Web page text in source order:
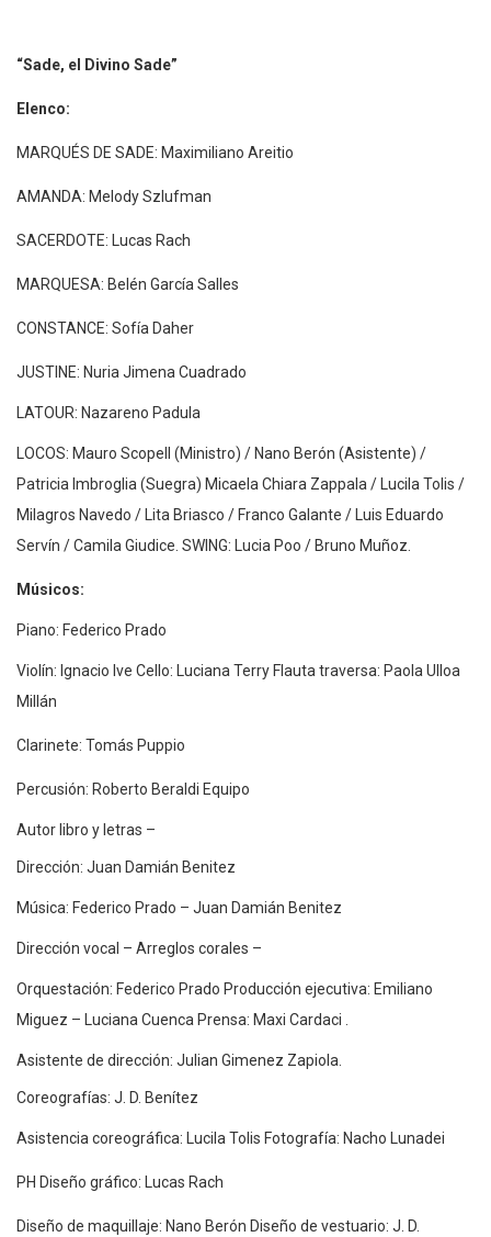
“Sade, el Divino Sade”
Elenco:
MARQUÉS DE SADE: Maximiliano Areitio
AMANDA: Melody Szlufman
SACERDOTE: Lucas Rach
MARQUESA: Belén García Salles
CONSTANCE: Sofía Daher
JUSTINE: Nuria Jimena Cuadrado
LATOUR: Nazareno Padula
LOCOS: Mauro Scopell (Ministro) / Nano Berón (Asistente) /
Patricia Imbroglia (Suegra) Micaela Chiara Zappala / Lucila Tolis /
Milagros Navedo / Lita Briasco / Franco Galante / Luis Eduardo
Servín / Camila Giudice. SWING: Lucia Poo / Bruno Muñoz.
Músicos:
Piano: Federico Prado
Violín: Ignacio Ive Cello: Luciana Terry Flauta traversa: Paola Ulloa
Millán
Clarinete: Tomás Puppio
Percusión: Roberto Beraldi Equipo
Autor libro y letras –
Dirección: Juan Damián Benitez
Música: Federico Prado – Juan Damián Benitez
Dirección vocal – Arreglos corales –
Orquestación: Federico Prado Producción ejecutiva: Emiliano
Miguez – Luciana Cuenca Prensa: Maxi Cardaci .
Asistente de dirección: Julian Gimenez Zapiola.
Coreografías: J. D. Benítez
Asistencia coreográfica: Lucila Tolis Fotografía: Nacho Lunadei
PH Diseño gráfico: Lucas Rach
Diseño de maquillaje: Nano Berón Diseño de vestuario: J. D.